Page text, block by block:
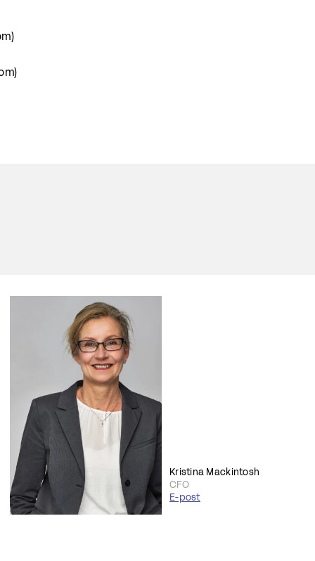
Kristina Mackintosh
CFO
E-post